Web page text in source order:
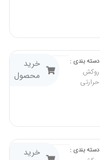
دسته بندی :
روکش
حرارتی
تماس
بگیرید
خرید
محصول
دسته بندی :
تماس
خرید